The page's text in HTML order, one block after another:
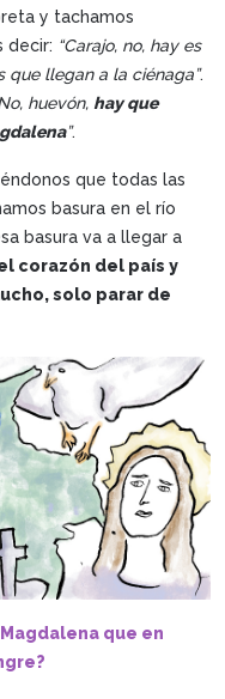
y tachamos
decir: “Carajo, no, hay es
que llegan a la ciénaga”.
huevón, hay que
”.
que todas las
basura en el río
basura va a llegar a
corazón del país y
solo parar de
que en